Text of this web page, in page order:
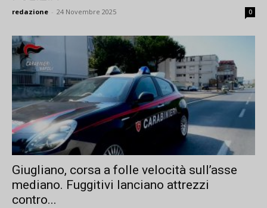
redazione - 24 Novembre 2025 0
Giugliano, corsa a folle velocità sull’asse
mediano. Fuggitivi lanciano attrezzi
contro...